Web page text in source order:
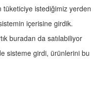
istediğimiz yerden
içerisine girdik.
buradan da satılabiliyor
sisteme girdi, ürünlerini bu